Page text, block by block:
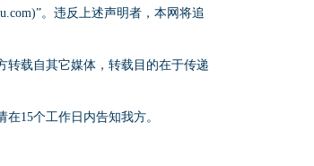
。违反上述声明者，本网将追
转载自其它媒体，转载目的在于传递
15个工作日内告知我方。